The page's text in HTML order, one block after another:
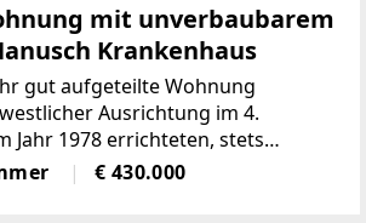
mit unverbaubarem
Krankenhaus
gut aufgeteilte Wohnung
Ausrichtung im 4.
Jahr 1978 errichteten, stets
generalsanierten
(Thermofassade) unweit des
€ 430.000